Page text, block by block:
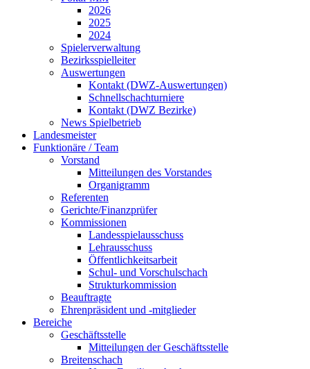
2026
2025
2024
Spielerverwaltung
Bezirksspielleiter
Auswertungen
Kontakt (DWZ-Auswertungen)
Schnellschachturniere
Kontakt (DWZ Bezirke)
News Spielbetrieb
Landesmeister
Funktionäre / Team
Vorstand
Mitteilungen des Vorstandes
Organigramm
Referenten
Gerichte/Finanzprüfer
Kommissionen
Landesspielausschuss
Lehrausschuss
Öffentlichkeitsarbeit
Schul- und Vorschulschach
Strukturkommission
Beauftragte
Ehrenpräsident und -mitglieder
Bereiche
Geschäftsstelle
Mitteilungen der Geschäftsstelle
Breitenschach